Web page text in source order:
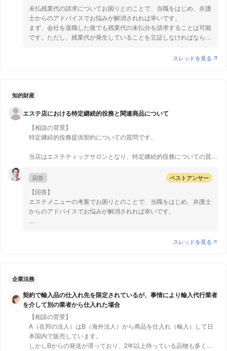
し、各生成AIの利用規約等で、著作権等の権利関係については細か
く確認してください。）
なお、アナログでもデジタルかで、結論に差が出ることはないで
しょう。
権を侵害している可能性もあります。そして、それをトレースして
可能性もあり、その場合に、それを販売することは他人の著作権を
侵害していることとなり得るので注意が必要です。
以上参考となれば幸いです。
私のもとには前職から何の連絡もなく、説明もありません。
退職した後では不払いだった残業代を受け取ることはできないので
しょうか。
未払残業代の請求についてお困りとのことで、当職をはじめ、弁護
士からのアドバイスでお悩みが解消されれば幸いです。
まず、会社を退職した後でも残業代の未払分を請求することは可能
です。ただし、残業代が発生していることを立証しなければならな
降に発生する賃金について3年。それより前に発生した賃金につい
…雇用通知書、雇用契約書、労働契約書など
・就業規則のコピー
・始業、終業時刻を立証する資料
…タイムカード、勤怠記録、日報、業務用アカウントの送受信記録
履歴、帰宅時のタクシーの使用履歴（領収書）など
・残業期間中の労働内容を立証する資料
…残業指示書や残業承諾書、残業時間中に送信した業務用メールの
履歴、業務日誌など
また、未払残業代請求をする方法としては、①会社と直接交渉す
る、②労働基準監督署に申告する、③労働審判で請求する、④
と労働者が話し合うことによって早期に解決することが可能といえ
残業代が支払われない場合には、③や④の方法をとることとなり
が期待できます。そして争点が複雑である場合や、双方の折り合い
がつかいない場合には、④の通常訴訟に移行することとなりま
す。このような場合には、個人では少しハードルが高いため、弁護
士にご相談されることをおすすめいたします。
以上、ご参考になれば幸いで
スレッドを見る
知的財産
エステ店における特定継続的役務と関連商品について
【相談の背景】
特定継続的役務提供契約についての質問です。
当店はエステティックサロンとなり、特定継続的役務についての質問
エステメニュー考案にあたって、確認したいことがございます。
コース期間：3ヶ月
コース料金：49,000円
施術回数：3回
①上記コースメニューの場合、特定継続的役務には該当しない認識
であってますでしょうか？
【質問2】
②上記のコースメニューに、下記の価格の関連商品がプラスされま
すと特定継続的役務に該当しますか？
→関連商品：20,000円
回答 ベストアンサー
【回答】
エステメニューの考案でお困りとのことで、当職をはじめ、弁護士
からのアドバイスでお悩みが解消されれば幸いです。
で、ご質問の場合ですと特定継続的役務には該当しないと思いま
らない商品の価額も含まれます。したがって、関連商品をあわせて
す。
③役務の提供を受けるにあたって必ずしも購入する必要がないも
のであって契約締結時の交付書面に記載していないものについて
は、「推奨品」としてクーリング・オフや中途解約の対象外となり
ます。ご質問の場合ですと、推奨商品を入れなければ契約総額が5
スレッドを見る
企業法務
契約で輸入品の仕入れ先を限定されているが、事情により輸入代行業者
を介して別の業者から仕入れた場合
【相談の背景】
A（在邦の法人）はB（海外法人）から商品を仕入れ（輸入）して日
本国内で販売しています。
しかしBからの発送が滞っており、2年以上待っている品物も多く、